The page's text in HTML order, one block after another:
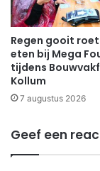
Regen gooit
eten bij Mega
tijdens
Kollum
7 augustus 2026
Geef een